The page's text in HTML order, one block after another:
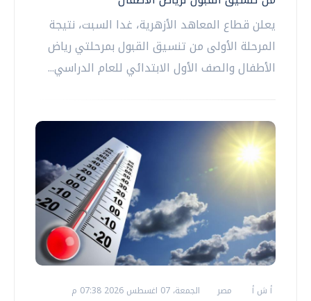
يعلن قطاع المعاهد الأزهرية، غدا السبت، نتيجة
المرحلة الأولى من تنسيق القبول بمرحلتي رياض
الأطفال والصف الأول الابتدائي للعام الدراسي...
أ ش أ مصر الجمعة، 07 اغسطس 2026 07:38 م